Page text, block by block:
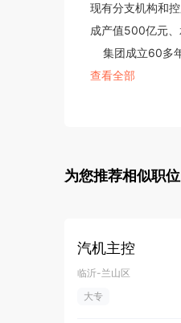
现有分支机构和
成产值500亿元
领先的科技优势
服务理念，施工
为社会筑造了一
国建筑工程装饰
状”、“全国职业
工企业”、“全国
查看全部
为您推荐相似职位
汽机主控
临沂-兰山区
大专